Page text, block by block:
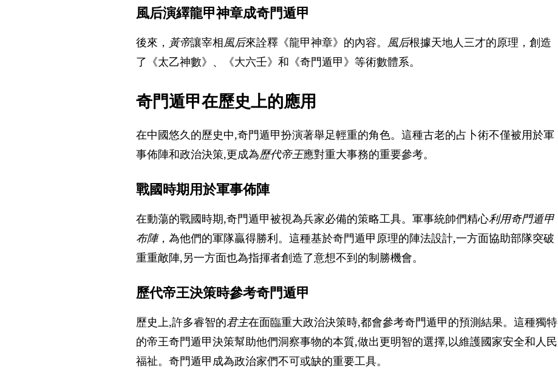
風后演繹龍甲神章成奇門遁甲
後來， 黃帝讓宰相風后來詮釋《龍甲神章》的內容。 風后根據天地人三才的原理，創造
了《太乙神數》、《大六壬》和《奇門遁甲》等術數體系。
奇門遁甲在歷史上的應用
在中國悠久的歷史中,奇門遁甲扮演著舉足輕重的角色。這種古老的占卜術不僅被用於軍
事佈陣和政治決策,更成為歷代帝王應對重大事務的重要參考。
戰國時期用於軍事佈陣
在動蕩的戰國時期,奇門遁甲被視為兵家必備的策略工具。軍事統帥們精心利用奇門遁甲
布陣，為他們的軍隊贏得勝利。這種基於奇門遁甲原理的陣法設計,一方面協助部隊突破
重重敵陣,另一方面也為指揮者創造了意想不到的制勝機會。
歷代帝王決策時參考奇門遁甲
歷史上,許多睿智的君主在面臨重大政治決策時,都會參考奇門遁甲的預測結果。這種獨特
的帝王奇門遁甲決策幫助他們洞察事物的本質,做出更明智的選擇,以維護國家安全和人民
福祉。奇門遁甲成為政治家們不可或缺的重要工具。